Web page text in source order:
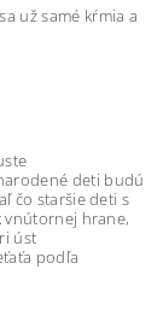
už samé kŕmia a
deti budú
čo staršie deti s
vnútornej hrane,
úst
podľa